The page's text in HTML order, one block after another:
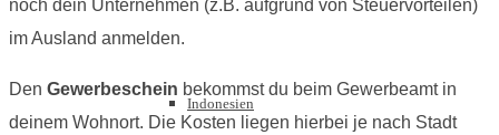
Indonesien
noch dein Unternehmen (z.B. aufgrund von Steuervorteilen)
im Ausland anmelden.
Den Gewerbeschein bekommst du beim Gewerbeamt in
deinem Wohnort. Die Kosten liegen hierbei je nach Stadt